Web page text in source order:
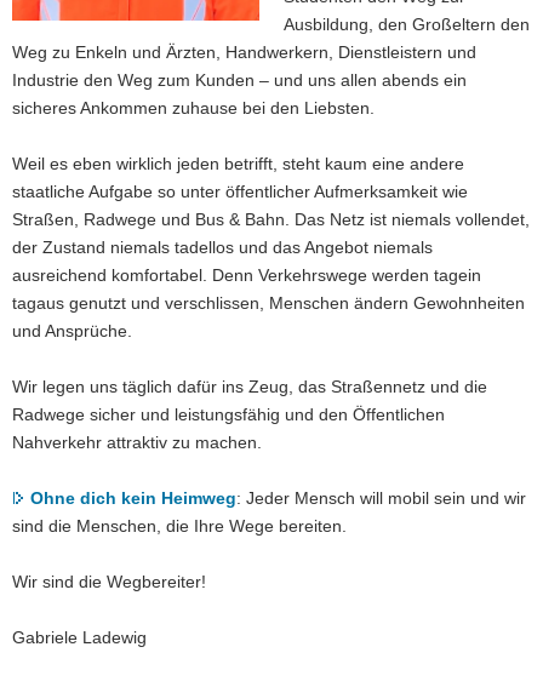
a
v
i
g
t
i
o
n
Ausbildung, den Großeltern den
Weg zu Enkeln und Ärzten, Handwerkern, Dienstleistern und
Industrie den Weg zum Kunden – und uns allen abends ein
sicheres Ankommen zuhause bei den Liebsten.
Weil es eben wirklich jeden betrifft, steht kaum eine andere
staatliche Aufgabe so unter öffentlicher Aufmerksamkeit wie
Straßen, Radwege und Bus & Bahn. Das Netz ist niemals vollendet,
der Zustand niemals tadellos und das Angebot niemals
ausreichend komfortabel. Denn Verkehrswege werden tagein
tagaus genutzt und verschlissen, Menschen ändern Gewohnheiten
und Ansprüche.
Wir legen uns täglich dafür ins Zeug, das Straßennetz und die
Radwege sicher und leistungsfähig und den Öffentlichen
Nahverkehr attraktiv zu machen.
Ohne dich kein Heimweg: Jeder Mensch will mobil sein und wir
sind die Menschen, die Ihre Wege bereiten.
Wir sind die Wegbereiter!
Gabriele Ladewig